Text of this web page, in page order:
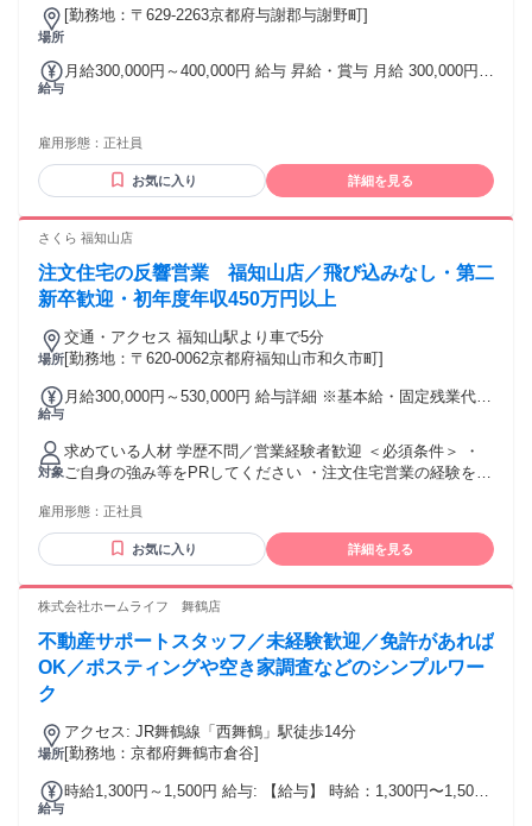
場所
[勤務地：〒629-2263京都府与謝郡与謝野町]
給与
月給300,000円～400,000円 給与 昇給・賞与 月給 300,000円
分） 昇給、賞与については、業績に応じて支給します 交通費
カ月） 試用期間中の労働条件：同条件 月給300000円～
400000円
雇用形態： 正社員
お気に入り 詳細を見る
さくら 福知山店
注文住宅の反響営業 福知山店／飛び込みなし・第二
新卒歓迎・初年度年収450万円以上
場所
交通・アクセス 福知山駅より車で5分
[勤務地：〒620-0062京都府福知山市和久市町]
給与
月給300,000円～530,000円 給与詳細 ※基本給・固定残業代の
あたり3万円（固定残業時間：1ヶ月あたり15時間） 固定残業
時間を超えた勤務時間については別途残業代を支給する 【一
律手当】 全員に一律で支払われる通勤・皆勤・家族手当金
額：なし 全員に一律で支払われるその他手当金額：なし 昇
ィブ平均：年間1,000万円以上（実績による） ※経験・能力・
年齢を考慮し決定します
対象
求めている人材 学歴不問／営業経験者歓迎 ＜必須条件＞ ・
ご自身の強み等をPRしてください ・注文住宅営業の経験をお
スキル（文字入力レベルでOK） ＜歓迎条件＞ ・宅地建物取
引士の資格をお持ちの方 ・地域に根ざして長く働きたい方 ・
チームで協力しながら成果を出したい方 私たちの採用では、
ます。レジュメの厚みではなく、あなたの“核となる強み”を知
ひとつだけ補足して教えてください。 ▼ 例 「笑顔は誰にも
負けません」 「大きな声と元気で場を明るくします」 「段取
持ちに寄り添い、共感できます」 「ひと工夫が得意で、違い
を生みます」 「誰よりも周りのために動けます」 「熱心な姿
抜くメンタルがあります」 などなど 形式は自由です。レジュ
雇用形態： 正社員
お気に入り 詳細を見る
株式会社ホームライフ 舞鶴店
不動産サポートスタッフ／未経験歓迎／免許があれば
OK／ポスティングや空き家調査などのシンプルワー
ク
場所
アクセス: JR舞鶴線「西舞鶴」駅徒歩14分
[勤務地：京都府舞鶴市倉谷]
給与
時給1,300円～1,500円 給与: 【給与】 時給：1,300円〜1,500